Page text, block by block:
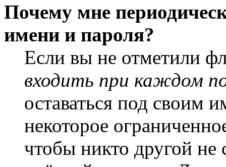
Почему мне
имени и пароля?
Если вы не отметили
входить при каждом
оставаться под своим
некоторое
чтобы никто другой не